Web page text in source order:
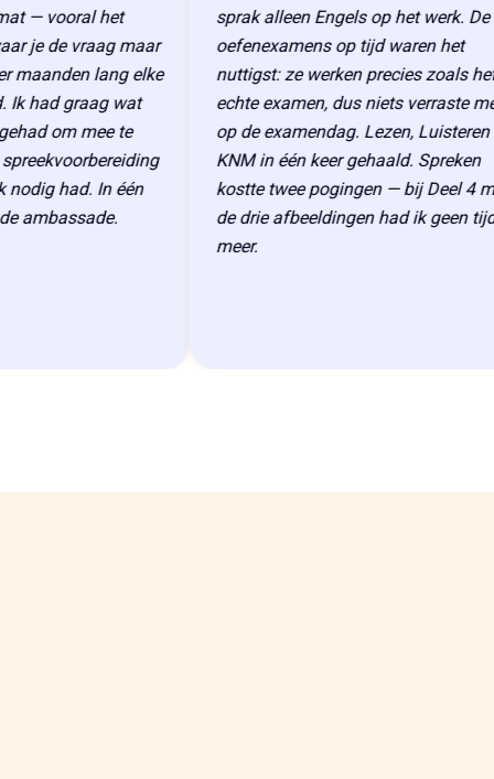
— vooral het
je de vraag maar
maanden lang elke
had graag wat
om mee te
had. In één
ambassade.
sprak alleen Engels op het werk. De
oefenexamens op tijd waren het
nuttigst: ze werken precies zoals het
echte examen, dus niets verraste me
op de examendag. Lezen, Luisteren
KNM in één keer gehaald. Spreken
kostte twee pogingen — bij Deel 4
de drie afbeeldingen had ik geen tijd
meer.